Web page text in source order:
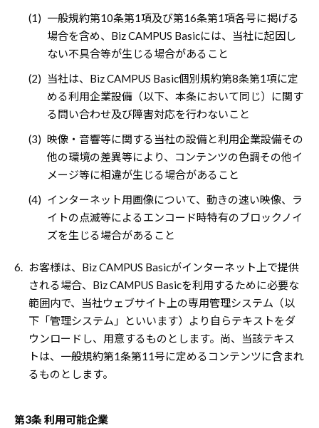
(1) 一般規約第10条第1項及び第16条第1項各号に掲げる
場合を含め、Biz CAMPUS Basicには、当社に起因し
ない不具合等が生じる場合があること
(2)
当社は、Biz CAMPUS Basic個別規約第8条第1項に定
める利用企業設備（以下、本条において同じ）に関す
る問い合わせ及び障害対応を行わないこと
(3) 映像・音響等に関する当社の設備と利用企業設備その
他の環境の差異等により、コンテンツの色調その他イ
メージ等に相違が生じる場合があること
(4) インターネット用画像について、動きの速い映像、ラ
イトの点滅等によるエンコード時特有のブロックノイ
ズを生じる場合があること
6. お客様は、Biz CAMPUS Basicがインターネット上で提供
される場合、Biz CAMPUS Basicを利用するために必要な
範囲内で、当社ウェブサイト上の専用管理システム（以
下「管理システム」といいます）より自らテキストをダ
ウンロードし、用意するものとします。尚、当該テキス
トは、一般規約第1条第11号に定めるコンテンツに含まれ
るものとします。
第3条 利用可能企業